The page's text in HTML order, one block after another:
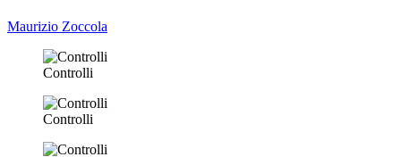
Maurizio Zoccola
Controlli
Controlli